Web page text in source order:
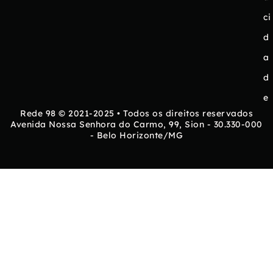
ci
d
a
d
e
Rede 98 © 2021-2025 • Todos os direitos reservados
Avenida Nossa Senhora do Carmo, 99, Sion - 30.330-000
- Belo Horizonte/MG